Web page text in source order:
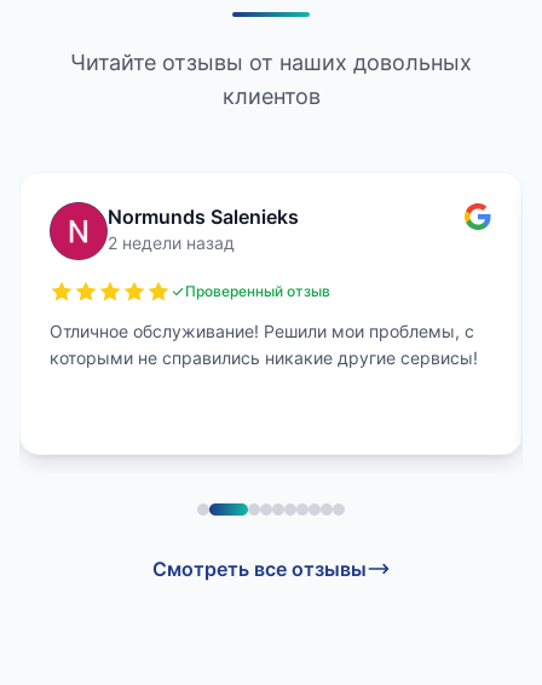
Читайте отзывы от наших довольных
клиентов
Normunds Salenieks
2 недели назад
Проверенный отзыв
Отличное обслуживание! Решили мои проблемы, с
которыми не справились никакие другие сервисы!
Смотреть все отзывы